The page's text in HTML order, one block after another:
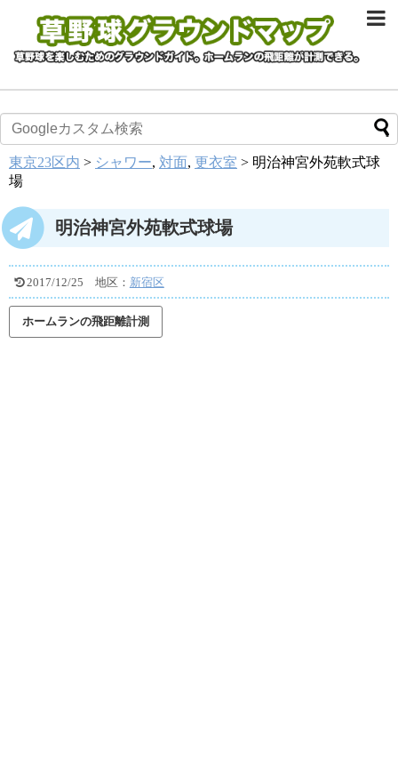
東京23区内 > シャワー, 対面, 更衣室 > 明治神宮外苑軟式球
場
明治神宮外苑軟式球場
2017/12/25 地区： 新宿区